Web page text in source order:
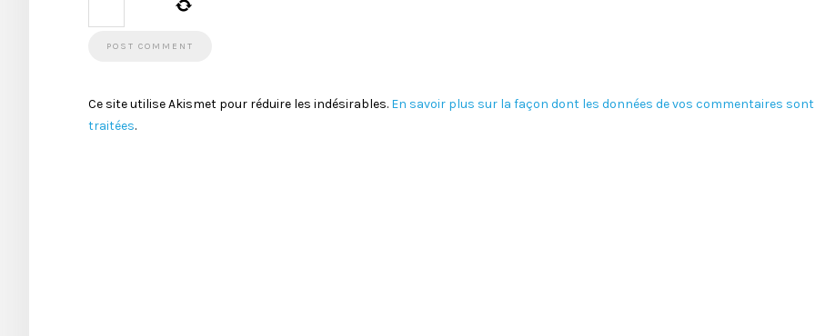
Ce site utilise Akismet pour réduire les indésirables. En savoir plus sur la façon dont les données de vos commentaires sont
traitées.